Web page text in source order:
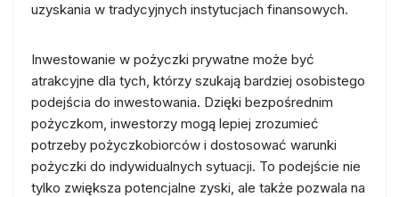
uzyskania w tradycyjnych instytucjach finansowych.
Inwestowanie w pożyczki prywatne może być
atrakcyjne dla tych, którzy szukają bardziej osobistego
podejścia do inwestowania. Dzięki bezpośrednim
pożyczkom, inwestorzy mogą lepiej zrozumieć
potrzeby pożyczkobiorców i dostosować warunki
pożyczki do indywidualnych sytuacji. To podejście nie
tylko zwiększa potencjalne zyski, ale także pozwala na